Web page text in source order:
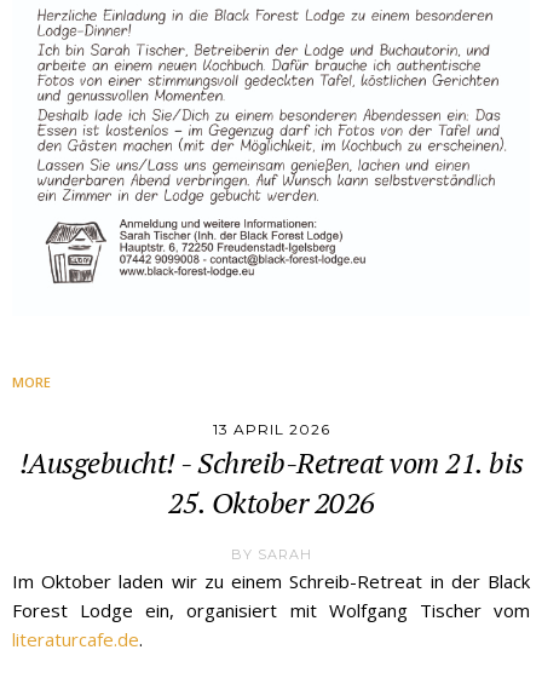
MORE
13 APRIL 2026
!Ausgebucht! - Schreib-Retreat vom 21. bis
25. Oktober 2026
BY SARAH
Im Oktober laden wir zu einem Schreib-Retreat in der Black
Forest Lodge ein, organisiert mit Wolfgang Tischer vom
literaturcafe.de.